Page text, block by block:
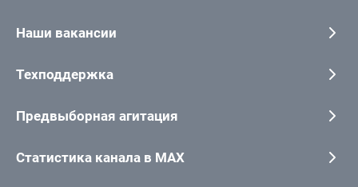
Наши вакансии
Техподдержка
Предвыборная агитация
Статистика канала в MAX